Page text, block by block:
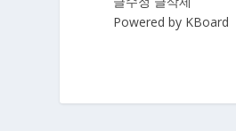
Powered by KBoard